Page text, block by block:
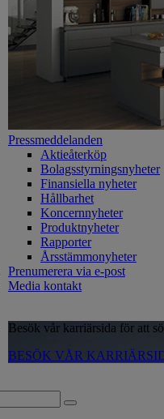
Pressmeddelanden
Aktieåterköp
Bolagsstyrningsnyheter
Finansiella nyheter
Hållbarhet
Koncernnyheter
Produktnyheter
Rapporter
Årsstämmonyheter
Prenumerera via e-post
Media kontakt
Besök vår karriärsida för att
BESÖK VÅR